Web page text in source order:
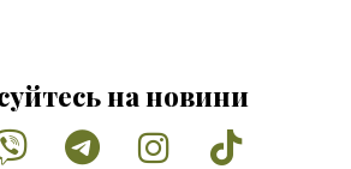
на новини
VimeoTumblrInstagram
Tiktok